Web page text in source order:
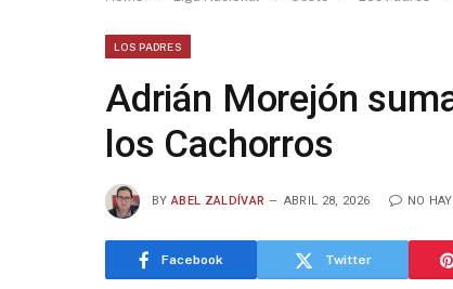
LOS PADRES
Adrián Morejón
los Cachorros
BY ABEL ZALDÍVAR ABRIL 28, 2026 NO
Facebook Twitter